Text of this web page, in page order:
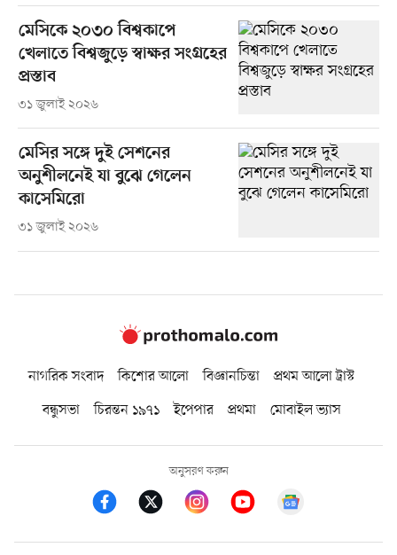
মেসিকে ২০৩০ বিশ্বকাপে
খেলাতে বিশ্বজুড়ে স্বাক্ষর সংগ্রহের
প্রস্তাব
৩১ জুলাই ২০২৬
মেসির সঙ্গে দুই সেশনের
অনুশীলনেই যা বুঝে গেলেন
কাসেমিরো
৩১ জুলাই ২০২৬
নাগরিক সংবাদ কিশোর আলো বিজ্ঞানচিন্তা
প্রথম আলো ট্রাস্ট
বন্ধুসভা
চিরন্তন ১৯৭১ ইপেপার প্রথমা মোবাইল ভ্যাস
অনুসরণ করুন